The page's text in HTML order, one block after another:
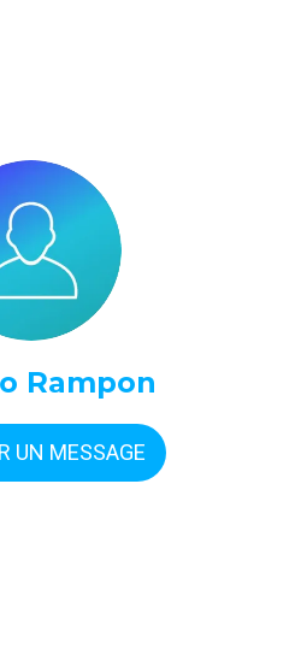
Rampon
UN MESSAGE